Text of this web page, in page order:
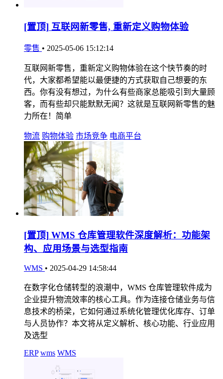
[置顶] 互联网新零售, 重新定义购物体验
零售 • 2025-05-06 15:12:14
互联网新零售，重新定义购物体验在这个快节奏的时
代，大家都希望能以最便捷的方式获取自己想要的东
西。你有没有想过，为什么有些商家总能吸引到大量顾
客，而有些却只能默默无闻？这就是互联网新零售的魅
力所在！简单
物流 购物体验 市场竞争 电商平台
[置顶] WMS 仓库管理软件深度解析：功能架
构、应用场景与选型指南
WMS • 2025-04-29 14:58:44
在数字化仓储转型的浪潮中，WMS 仓库管理软件成为
企业提升物流效率的核心工具。作为连接仓储业务与信
息技术的桥梁，它如何通过系统化管理优化库存、订单
与人员协作？本文将从定义解析、核心功能、行业应用
及选型
ERP wms WMS